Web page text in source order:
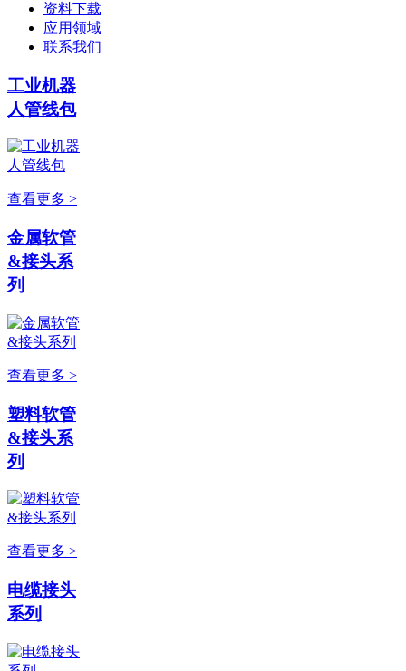
资料下载
应用领域
联系我们
工业机器
人管线包
查看更多 >
金属软管
&接头系
列
查看更多 >
塑料软管
&接头系
列
查看更多 >
电缆接头
系列